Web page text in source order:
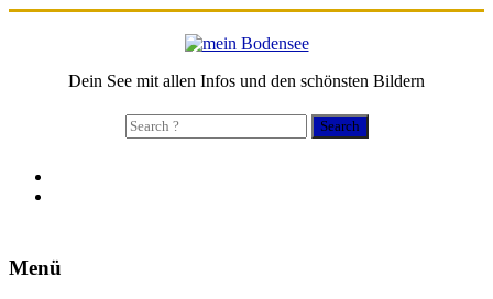
Dein See mit allen Infos und den schönsten Bildern
Search
for:
Menü